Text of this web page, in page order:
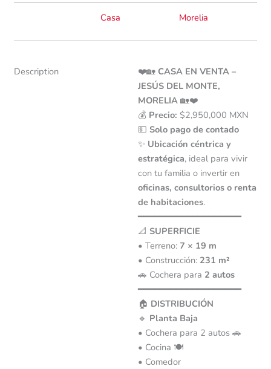
Casa Morelia
Description ❤️🏡 CASA EN VENTA –
JESÚS DEL MONTE,
MORELIA🏡❤️
💰 Precio: $2,950,000 MXN
💵 Solo pago de contado
✨ Ubicación céntrica y
estratégica, ideal para vivir
con tu familia o invertir en
oficinas, consultorios o renta
de habitaciones.
━━━━━━━━━━━━━━━━━━━
📐 SUPERFICIE
• Terreno: 7 × 19 m
• Construcción: 231 m²
🚗 Cochera para 2 autos
━━━━━━━━━━━━━━━━━━━
🏠 DISTRIBUCIÓN
🔹 Planta Baja
• Cochera para 2 autos 🚗
• Cocina 🍽️
• Comedor